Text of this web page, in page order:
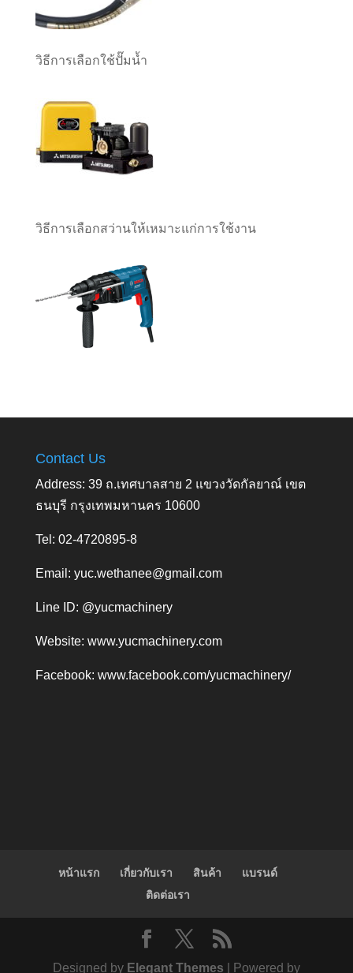
วิธีการเลือกใช้ปั๊มน้ำ
วิธีการเลือกสว่านให้เหมาะแก่การใช้งาน
Contact Us
Address: 39 ถ.เทศบาลสาย 2 แขวงวัดกัลยาณ์ เขต
ธนบุรี กรุงเทพมหานคร 10600
Tel: 02-4720895-8
Email: yuc.wethanee@gmail.com
Line ID: @yucmachinery
Website: www.yucmachinery.com
Facebook: www.facebook.com/yucmachinery/
หน้าแรก เกี่ยวกับเรา สินค้า
แบรนด์
ติดต่อเรา
Designed by Elegant Themes | Powered by